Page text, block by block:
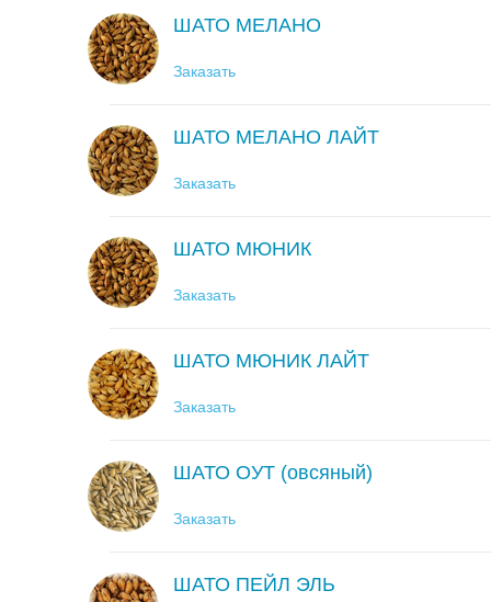
ШАТО МЕЛАНО
Заказать
ШАТО МЕЛАНО ЛАЙТ
Заказать
ШАТО МЮНИК
Заказать
ШАТО МЮНИК ЛАЙТ
Заказать
ШАТО ОУТ (овсяный)
Заказать
ШАТО ПЕЙЛ ЭЛЬ